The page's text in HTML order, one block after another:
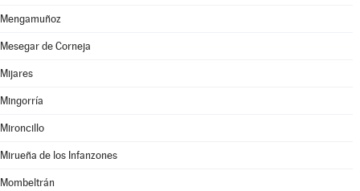
Mengamuñoz
Mesegar de Corneja
Mijares
Mingorría
Mironcillo
Mirueña de los Infanzones
Mombeltrán